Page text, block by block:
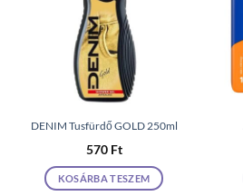
DENIM Tusfürdő GOLD 250ml
570 Ft
KOSÁRBA TESZEM